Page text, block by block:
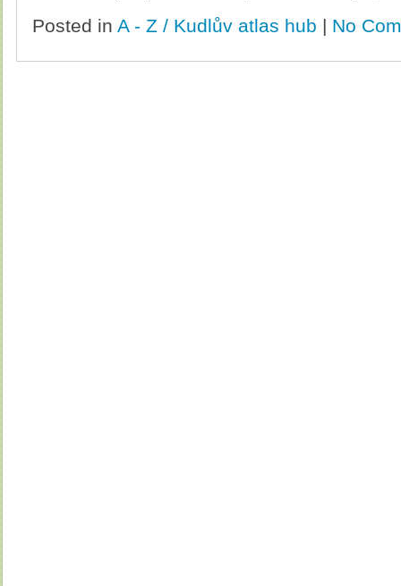
Posted in A - Z / Kudlův atlas hub | No